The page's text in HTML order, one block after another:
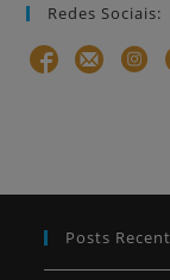
Redes Sociais:
Posts